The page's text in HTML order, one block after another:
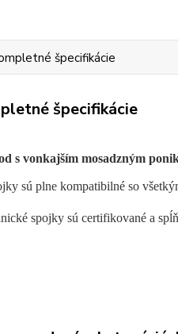
špecifikácie
špecifikácie
s vonkajším mosadzným
sú plne kompatibilné so
spojky sú certifikované a